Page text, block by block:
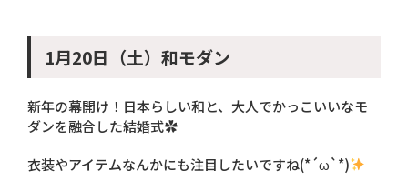
1月20日（土）和モダン
新年の幕開け！日本らしい和と、大人でかっこいいなモ
ダンを融合した結婚式✿
衣装やアイテムなんかにも注目したいですね(*´ω`*)